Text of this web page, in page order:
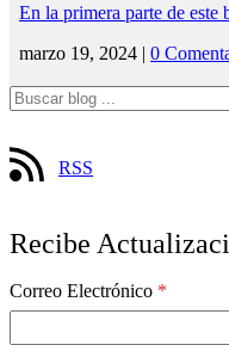
En la primera parte de
marzo 19, 2024 | 0
RSS
Recibe
Correo Electrónico *